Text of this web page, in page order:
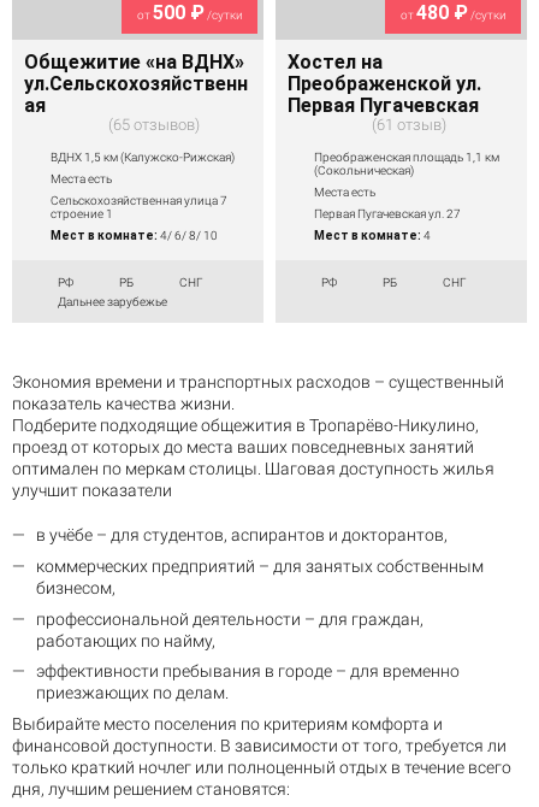
от500 ₽/сутки
Общежитие «на ВДНХ»
ул.Сельскохозяйственн
ая
65 отзывов
ВДНХ 1,5 км (Калужско-Рижская)
Места есть
Сельскохозяйственная улица 7
строение 1
Мест в комнате: 4/ 6/ 8/ 10
РФ РБ
СНГ
Дальнее зарубежье
от480 ₽/сутки
Хостел на
Преображенской ул.
Первая Пугачевская
61 отзыв
Преображенская площадь 1,1 км
(Сокольническая)
Места есть
Первая Пугачевская ул. 27
Мест в комнате: 4
РФ РБ СНГ
Экономия времени и транспортных расходов – существенный
показатель качества жизни.
Подберите подходящие общежития в Тропарёво-Никулино,
проезд от которых до места ваших повседневных занятий
оптимален по меркам столицы. Шаговая доступность жилья
улучшит показатели
в учёбе – для студентов, аспирантов и докторантов,
коммерческих предприятий – для занятых собственным
бизнесом,
профессиональной деятельности – для граждан,
работающих по найму,
эффективности пребывания в городе – для временно
приезжающих по делам.
Выбирайте место поселения по критериям комфорта и
финансовой доступности. В зависимости от того, требуется ли
только краткий ночлег или полноценный отдых в течение всего
дня, лучшим решением становятся: